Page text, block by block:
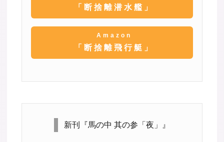
「断捨離潜水艦」
Amazon
「断捨離飛行艇」
新刊『馬の中 其の参「夜」』